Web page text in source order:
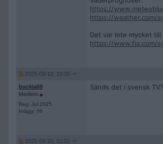
https://
https://weather.com/
Det var inte mycket till
https://www.fia.com/
2025-09-19, 19:35
buckla69
Medlem
Reg: Jul 2025
Inlägg: 56
Sänds det i svensk TV?
2025-09-20, 02:02